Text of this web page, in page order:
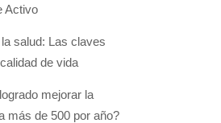
Activo
salud: Las claves
de vida
mejorar la
más de 500 por año?